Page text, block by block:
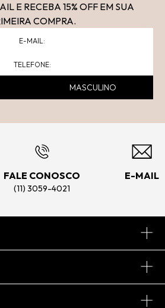
E RECEBA 15% OFF EM SUA
COMPRA.
MASCULINO
FALE CONOSCO
(11) 3059-4021
E-MAIL